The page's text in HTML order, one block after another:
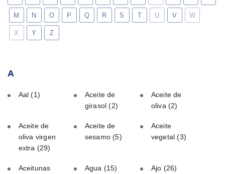
M N O P Q R S T U V W
X Y Z
A
Aal(1)
Aceite de
girasol(2)
Aceite de
oliva(2)
Aceite de
oliva virgen
extra (29)
Aceite de
sesamo(5)
Aceite
vegetal(3)
Aceitunas
Agua (15) Ajo (26)